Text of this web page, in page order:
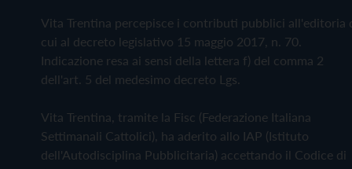
Vita Trentina percepisce i contributi pubblici all'editoria
cui al decreto legislativo 15 maggio 2017, n. 70.
Indicazione resa ai sensi della lettera f) del comma 2
dell'art. 5 del medesimo decreto Lgs.
Vita Trentina, tramite la Fisc (Federazione Italiana
Settimanali Cattolici), ha aderito allo IAP (Istituto
dell'Autodisciplina Pubblicitaria) accettando il Codice di